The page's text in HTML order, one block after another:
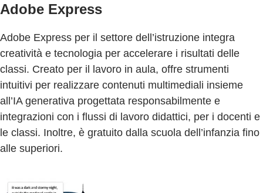
Adobe Express
Adobe Express per il settore dell’istruzione integra
creatività e tecnologia per accelerare i risultati delle
classi. Creato per il lavoro in aula, offre strumenti
intuitivi per realizzare contenuti multimediali insieme
all’IA generativa progettata responsabilmente e
integrazioni con i flussi di lavoro didattici, per i docenti e
le classi. Inoltre, è gratuito dalla scuola dell’infanzia fino
alle superiori.